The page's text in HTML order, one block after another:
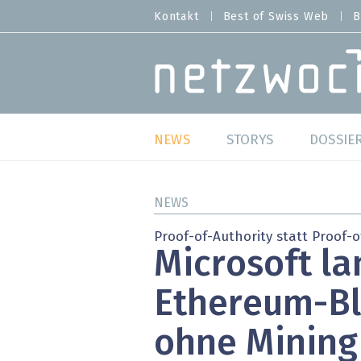
zum
MENU
Kontakt Best of Swiss Web
MAIN NAVIGATION
NEWS
Studien
Meinungen
Hands-on
STORYS
Best
SAP
NEWS
Proof-of-Authority statt Proof-
Microsoft
Ethereum-
ohne Mining